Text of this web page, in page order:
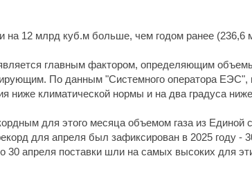
на 12 млрд куб.м больше, чем годом ранее (236,6
главным фактором, определяющим
По данным "Системного оператора ЕЭС",
ниже климатической нормы и на два градуса
для этого месяца объемом газа из Единой
для апреля был зафиксирован в 2025 году -
апреля поставки шли на самых высоких для